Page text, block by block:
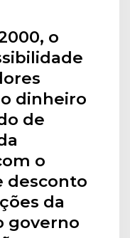
o
dinheiro
de
o
desconto
da
governo